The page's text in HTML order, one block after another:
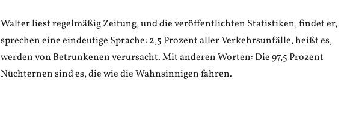
Walter liest regelmäßig Zeitung, und die veröffentlichten Statistiken, findet er,
sprechen eine eindeutige Sprache: 2,5 Prozent aller Verkehrsunfälle, heißt es,
werden von Betrunkenen verursacht. Mit anderen Worten: Die 97,5 Prozent
Nüchternen sind es, die wie die Wahnsinnigen fahren.